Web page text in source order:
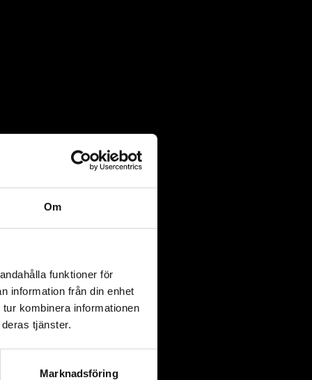
Om
funktioner för
information från din enhet
kombinera informationen
tjänster.
Marknadsföring